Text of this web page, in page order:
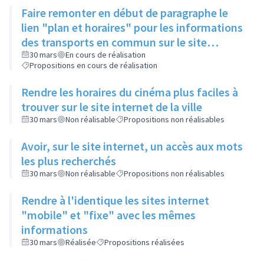
Faire remonter en début de paragraphe le
lien "plan et horaires" pour les informations
des transports en commun sur le site
internet de la ville
30 mars
En cours de réalisation
Propositions en cours de réalisation
Rendre les horaires du cinéma plus faciles à
trouver sur le site internet de la ville
30 mars Non réalisable Propositions non réalisables
Avoir, sur le site internet, un accès aux mots
les plus recherchés
30 mars Non réalisable Propositions non réalisables
Rendre à l'identique les sites internet
"mobile" et "fixe" avec les mêmes
informations
30 mars Réalisée Propositions réalisées